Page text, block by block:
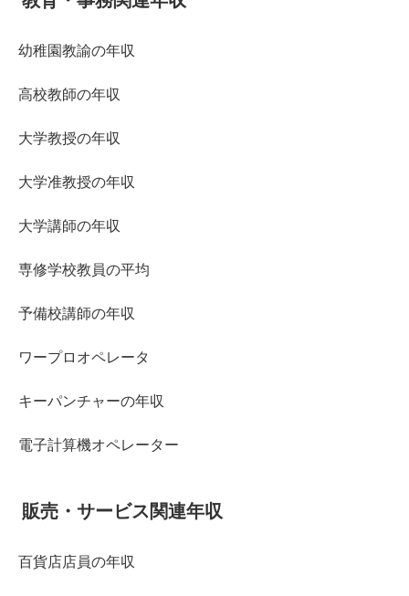
幼稚園教諭の年収
高校教師の年収
大学教授の年収
大学准教授の年収
大学講師の年収
専修学校教員の平均
予備校講師の年収
ワープロオペレータ
キーパンチャーの年収
電子計算機オペレーター
販売・サービス関連年収
百貨店店員の年収